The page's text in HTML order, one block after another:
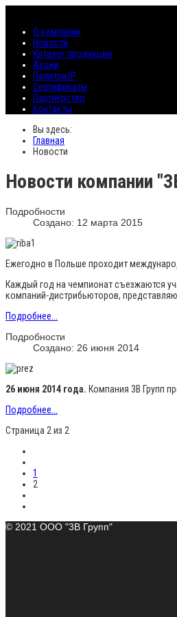
О компании
Новости
Каталог продукции
Акции
Палитра IP
Сертификаты
Партнёрство
Контакты
Вы здесь:
Главная
Новости
Новости компании
Подробности
Создано: 12 марта 2015
Ежегодно в Польше проходит
Каждый год на чемпионат съезжаются
компаний-дистрибьюторов,
Подробнее...
Подробности
Создано: 26 июня 2014
26 июня 2014 года. Компания 3В Групп
Подробнее...
Страница 2 из 2
1
2
© 2021 ООО "3В Групп"